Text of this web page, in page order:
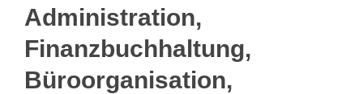
Administration,
Finanzbuchhaltung,
Büroorganisation,